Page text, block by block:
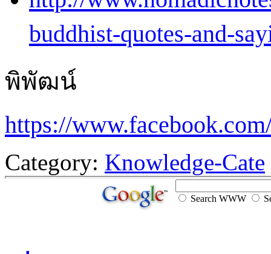
buddhist-quotes-and-
พิพัฒน์
https://
Category: Knowledge-Cate
Search WWW